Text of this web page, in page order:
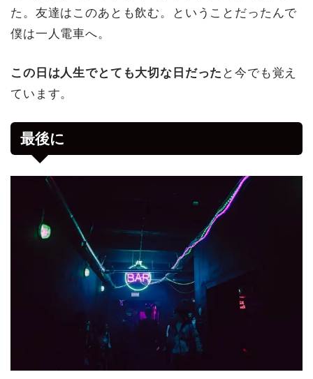
た。友達はこのあとも飲む。ということだったんで
僕は一人電車へ。
この日は人生でとても大切な日だった と今でも覚え
ています。
最後に